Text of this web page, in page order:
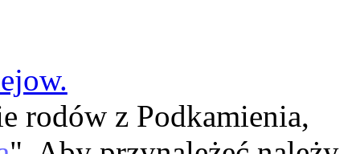
rodów z Podkamienia,